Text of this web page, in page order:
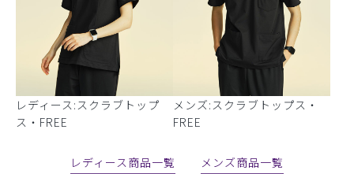
レディース:スクラブトップ
ス・FREE
メンズ:スクラブトップス・
FREE
レディース商品一覧 メンズ商品一覧